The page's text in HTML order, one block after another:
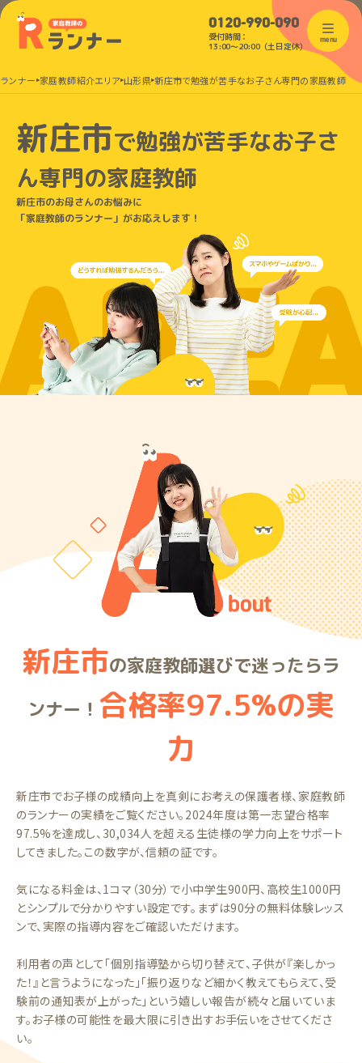
0120-990-090
受付時間：
13:00〜20:00（土日定休）
menu
ンナー 家庭教師紹介エリア 山形県 新庄市で勉強が苦手なお子さん専門の家庭教師
新庄市で勉強が苦手なお子さ
ん専門の家庭教師
新庄市のお母さんのお悩みに
「家庭教師のランナー」がお応えします！
新庄市の家庭教師選びで迷ったらラ
ンナー！ 合格率97.5%の実
力
新庄市でお子様の成績向上を真剣にお考えの保護者様、家庭教師
のランナーの実績をご覧ください。2024年度は第一志望合格率
97.5%を達成し、30,034人を超える生徒様の学力向上をサポート
してきました。この数字が、信頼の証です。
気になる料金は、1コマ（30分）で小中学生900円、高校生1000円
とシンプルで分かりやすい設定です。まずは90分の無料体験レッス
ンで、実際の指導内容をご確認いただけます。
利用者の声として「個別指導塾から切り替えて、子供が『楽しかっ
た！』と言うようになった」「振り返りなど細かく教えてもらえて、受
験前の通知表が上がった」という嬉しい報告が続々と届いていま
す。お子様の可能性を最大限に引き出すお手伝いをさせてくださ
い。